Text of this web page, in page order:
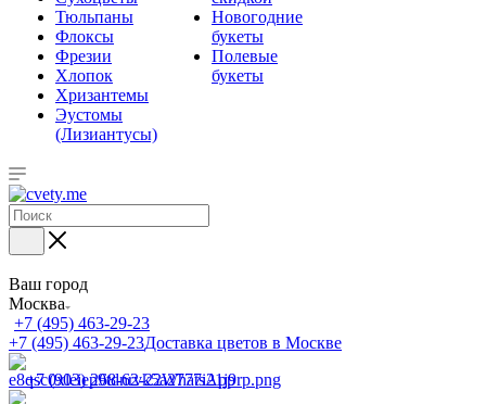
Тюльпаны
Флоксы
Фрезии
Хлопок
Хризантемы
Эустомы
(Лизиантусы)
Новогодние
букеты
Полевые
букеты
Ваш город
Москва
+7 (495) 463-29-23
+7 (495) 463-29-23Доставка цветов в Москве
+7 (903) 268-62-22WhatsApp